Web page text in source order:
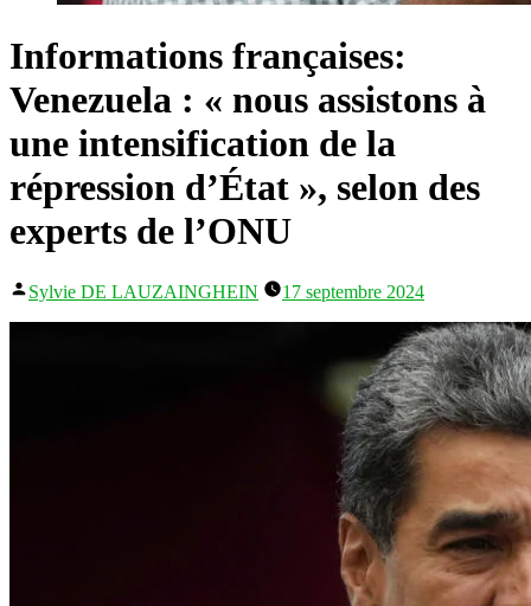
Informations françaises:
Venezuela : « nous assistons à
une intensification de la
répression d’État », selon des
experts de l’ONU
Publié
Sylvie DE LAUZAINGHEIN 17 septembre 2024